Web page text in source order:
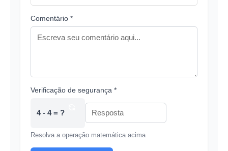
Comentário *
Verificação de segurança *
4 - 4 = ?
Resolva a operação matemática acima